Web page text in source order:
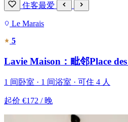
住客最爱
Le Marais
5
Lavie Maison：毗邻Place
1 间卧室 · 1 间浴室 · 可住 4 人
起价 €172 / 晚